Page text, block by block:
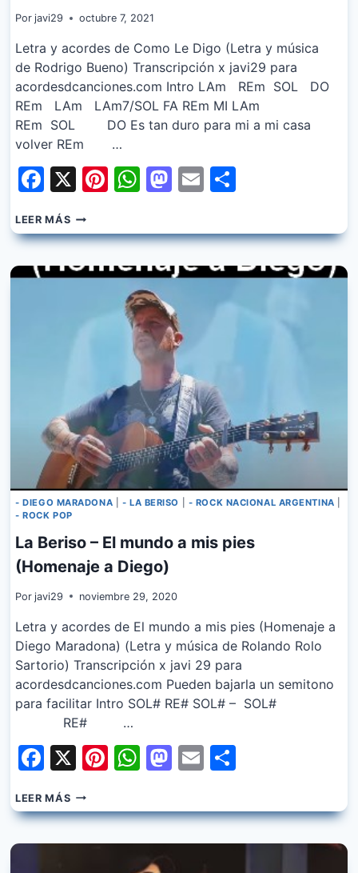
Por javi29 octubre 7, 2021
Letra y acordes de Como Le Digo (Letra y música
de Rodrigo Bueno) Transcripción x javi29 para
acordesdcanciones.com Intro LAm REm SOL DO
REm LAm LAm7/SOL FA REm MI LAm
REm SOL DO Es tan duro para mi a mi casa
volver REm …
Facebook
X Pinterest
WhatsApp
Mastodon
Email
LEER MÁSLA
BERISO
–
LE
- DIEGO MARADONA - LA BERISO - ROCK NACIONAL ARGENTINA
- ROCK POP
La Beriso – El mundo a mis pies
(Homenaje a Diego)
Por javi29 noviembre 29, 2020
Letra y acordes de El mundo a mis pies (Homenaje a
Diego Maradona) (Letra y música de Rolando Rolo
Sartorio) Transcripción x javi 29 para
acordesdcanciones.com Pueden bajarla un semitono
para facilitar Intro SOL# RE# SOL# – SOL#
RE# …
Facebook
X Pinterest
WhatsApp
Mastodon
Email
LEER MÁSLA
BERISO
–